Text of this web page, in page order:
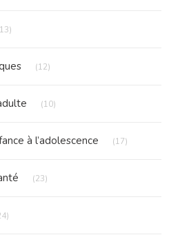
(12)
(10)
à l’adolescence (17)
(23)